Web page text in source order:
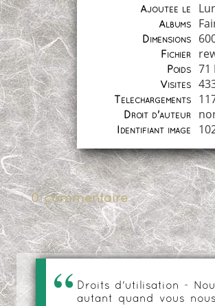
Ajoutée le
Albums
Dimensions
Fichier
Poids 71
Visites
Téléchargements
Droit d'auteur
Identifiant image
0 commentaire
Droits d'utilisation -
autant quand vous